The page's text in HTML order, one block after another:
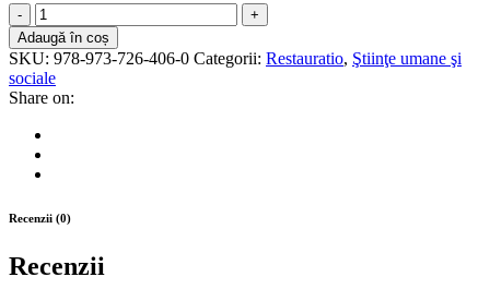
Manual
de
înţelepciune
pentru
oamenii
de
rând,
quantity
Adaugă în coș
SKU: 978-973-726-406-0 Categorii: Restauratio, Ştiinţe umane şi
sociale
Share on:
Recenzii (0)
Recenzii